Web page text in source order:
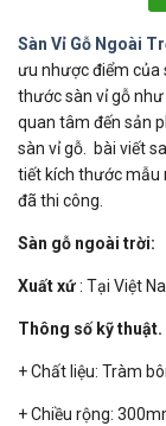
Sàn Vỉ Gỗ Ngoài
ưu nhược điểm của
thước sàn vỉ gỗ
quan tâm đến sản
sàn vỉ gỗ. bài viết
tiết kích thước mẫu
đã thi công.
Sàn gỗ ngoài trời:
Xuất xứ: Tại Việt
Thông số kỹ thuật.
+ Chất liệu: Tràm
+ Chiều rộng: